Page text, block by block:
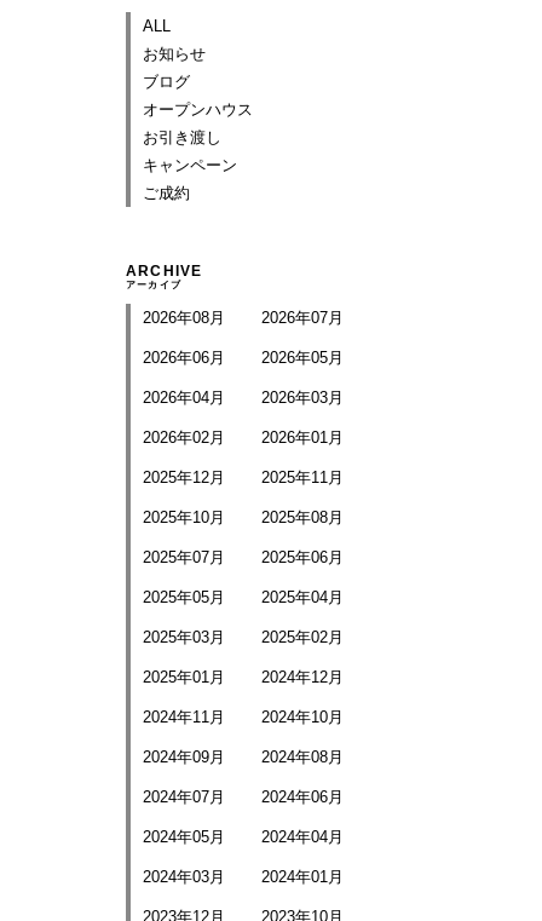
ALL
お知らせ
ブログ
オープンハウス
お引き渡し
キャンペーン
ご成約
ARCHIVE
アーカイブ
2026年08月 2026年07月
2026年06月 2026年05月
2026年04月 2026年03月
2026年02月 2026年01月
2025年12月 2025年11月
2025年10月 2025年08月
2025年07月 2025年06月
2025年05月 2025年04月
2025年03月 2025年02月
2025年01月 2024年12月
2024年11月 2024年10月
2024年09月 2024年08月
2024年07月 2024年06月
2024年05月 2024年04月
2024年03月 2024年01月
2023年12月 2023年10月